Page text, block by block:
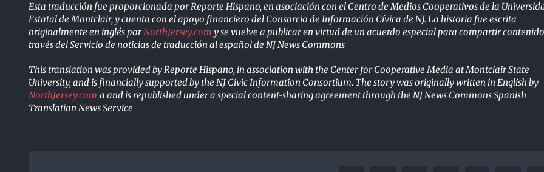
Esta traducción fue proporcionada por Reporte Hispano, en asociación con el Centro de Medios Cooperativos de la
Estatal de Montclair, y cuenta con el apoyo financiero del Consorcio de Información Cívica de NJ. La historia fue escrita
originalmente en inglés porNorthJersey.com y se vuelve a publicar en virtud de un acuerdo especial para compartir
través del Servicio de noticias de traducción al español de NJ News Commons
This translation was provided by Reporte Hispano, in association with the Center for Cooperative Media at Montclair State
University, and is financially supported by the NJ Civic Information Consortium. The story was originally written in English by
NorthJersey.com a and is republished under a special content-sharing agreement through the NJ News Commons Spanish
Translation News Service